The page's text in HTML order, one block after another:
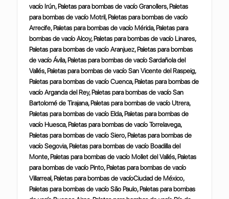
vacío Irún, Paletas para bombas de vacío Granollers, Paletas
para bombas de vacío Motril, Paletas para bombas de vacío
Arrecife, Paletas para bombas de vacío Mérida, Paletas para
bombas de vacío Alcoy, Paletas para bombas de vacío Linares,
Paletas para bombas de vacío Aranjuez, Paletas para bombas
de vacío Ávila, Paletas para bombas de vacío Sardañola del
Vallés, Paletas para bombas de vacío San Vicente del Raspeig,
Paletas para bombas de vacío Cuenca, Paletas para bombas de
vacío Arganda del Rey, Paletas para bombas de vacío San
Bartolomé de Tirajana, Paletas para bombas de vacío Utrera,
Paletas para bombas de vacío Elda, Paletas para bombas de
vacío Huesca, Paletas para bombas de vacío Torrelavega,
Paletas para bombas de vacío Siero, Paletas para bombas de
vacío Segovia, Paletas para bombas de vacío Boadilla del
Monte, Paletas para bombas de vacío Mollet del Vallés, Paletas
para bombas de vacío Pinto, Paletas para bombas de vacío
Villarreal, Paletas para bombas de vacíoCiudad de México,
Paletas para bombas de vacío São Paulo, Paletas para bombas